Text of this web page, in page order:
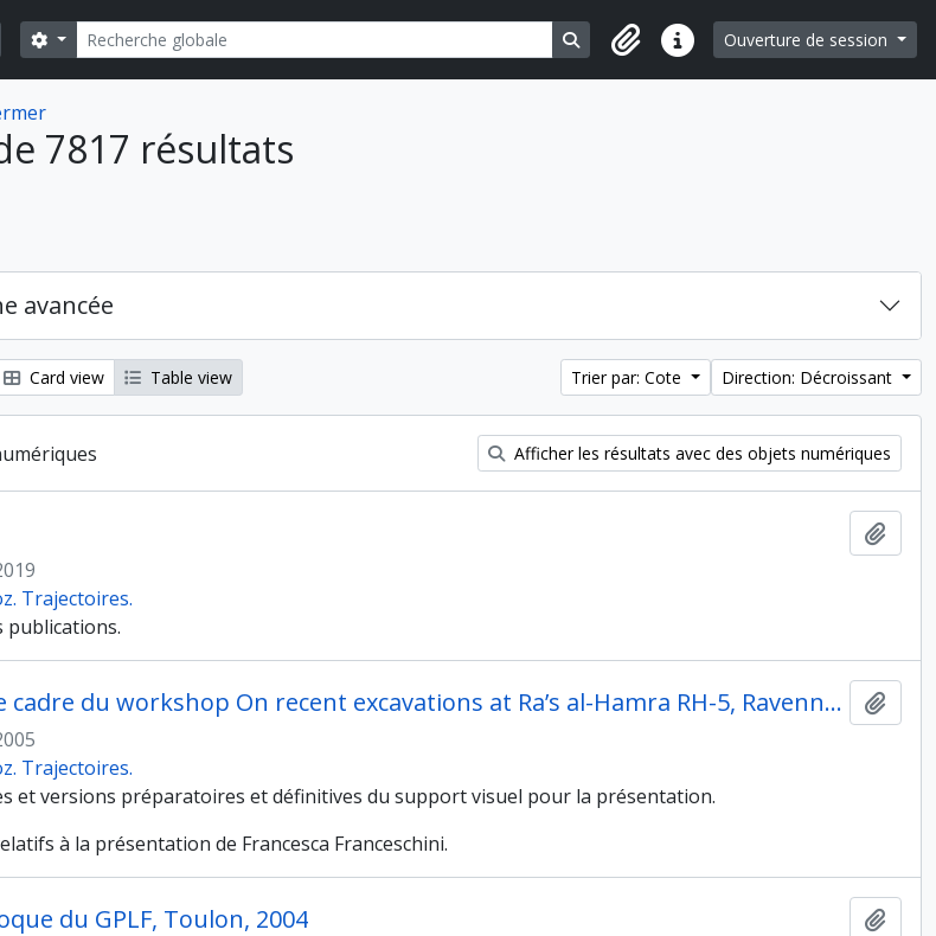
Rechercher
Search options Search in browse page
Liens rapidesOuverture de session
7817 résultats
avancée
Card view Table view Trier par: Cote Direction: Décroissant
Afficher les résultats avec des objets numériques
Trajectoires.
publications.
Présentation dans le cadre du workshop On recent excavations at Ra’s al-Hamra RH-5, Ravenne, 2005
Trajectoires.
et versions préparatoires et définitives du support visuel pour la présentation.
à la présentation de Francesca Franceschini.
du GPLF, Toulon, 2004